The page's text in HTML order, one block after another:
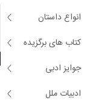
انواع داستان
کتاب های برگزیده
جوایز ادبی
ادبیات مللMo Willems